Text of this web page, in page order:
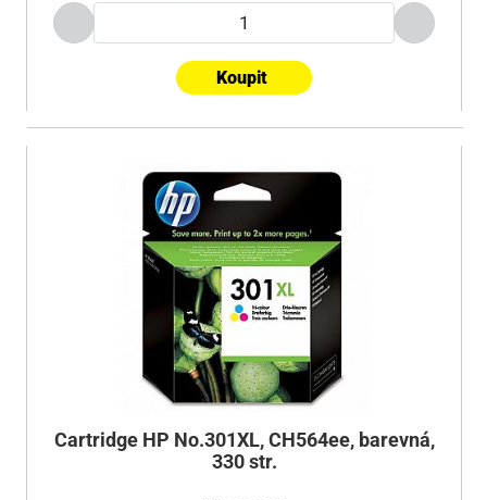
Koupit
Cartridge HP No.301XL, CH564ee, barevná,
330 str.